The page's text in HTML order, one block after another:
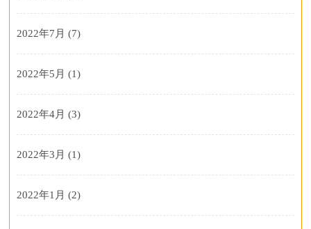
2022年7月 (7)
2022年5月 (1)
2022年4月 (3)
2022年3月 (1)
2022年1月 (2)